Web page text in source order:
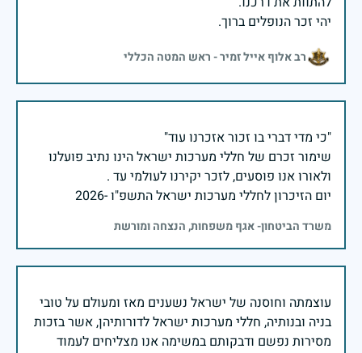
יהי זכר הנופלים ברוך.
רב אלוף אייל זמיר - ראש המטה הכללי
שימור זכרם של חללי מערכות ישראל הינו נתיב פועלנו
יום הזיכרון לחללי מערכות ישראל התשפ"ו -2026
משרד הביטחון- אגף משפחות, הנצחה ומורשת
עוצמתה וחוסנה של ישראל נשענים מאז ומעולם על טובי
בניה ובנותיה, חללי מערכות ישראל לדורותיהן, אשר בזכות
מסירות נפשם ודבקותם במשימה אנו מצליחים לעמוד